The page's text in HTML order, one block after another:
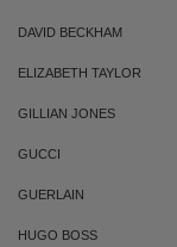
DAVID BECKHAM
ELIZABETH TAYLOR
GILLIAN JONES
GUCCI
GUERLAIN
HUGO BOSS